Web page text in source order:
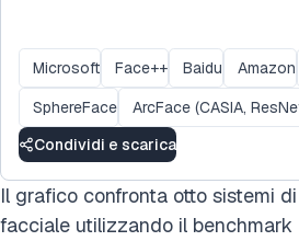
Microsoft Face++ Baidu Amazon
SphereFace
ArcFace (CASIA,
Condividi e scarica
Il grafico confronta otto sistemi
facciale utilizzando il